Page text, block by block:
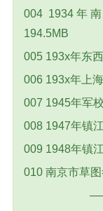
004 1934年
194.5MB
005 193x年东
006 193x年上
007 1945年军
008 1947年镇
009 1948年镇
010 南京市草